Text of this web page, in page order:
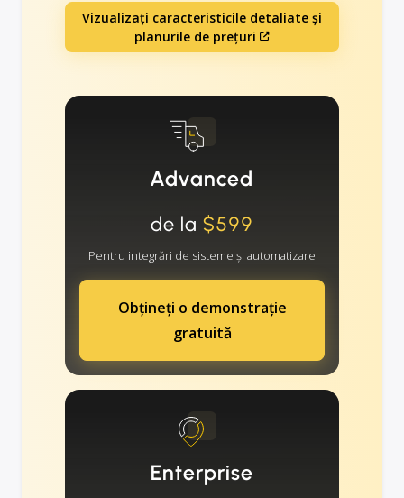
Vizualizați caracteristicile detaliate și
planurile de prețuri
Advanced
de la $599
Pentru integrări de sisteme și automatizare
Obțineți o demonstrație
gratuită
Enterprise